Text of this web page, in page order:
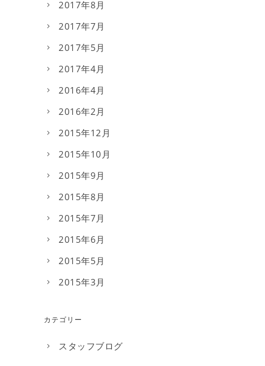
2017年8月
2017年7月
2017年5月
2017年4月
2016年4月
2016年2月
2015年12月
2015年10月
2015年9月
2015年8月
2015年7月
2015年6月
2015年5月
2015年3月
カテゴリー
スタッフブログ